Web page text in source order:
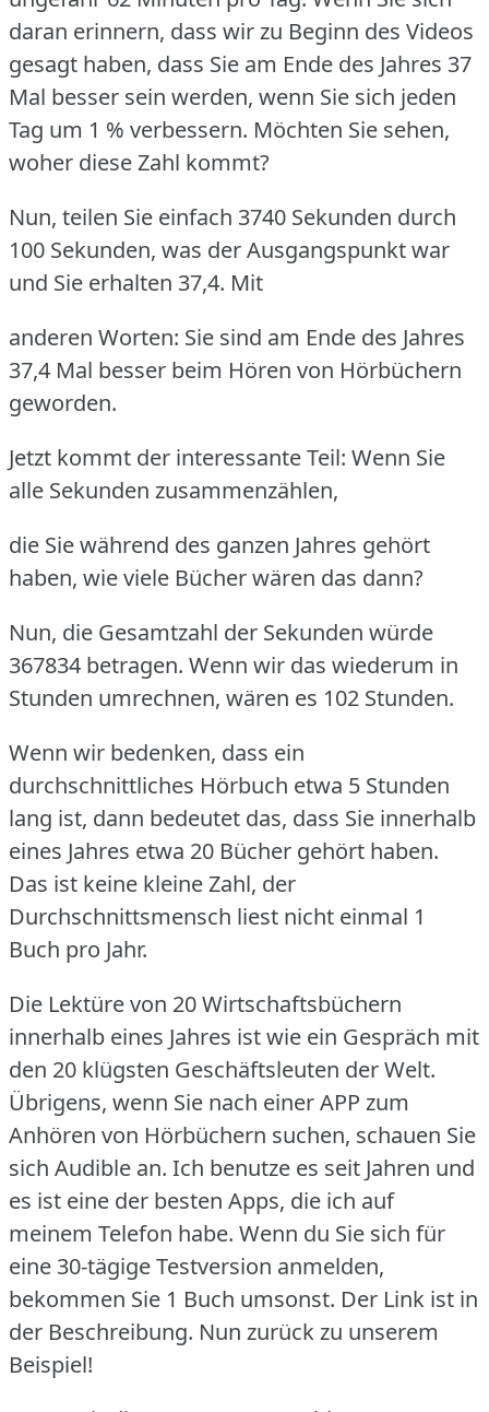
daran erinnern, dass wir zu Beginn des Videos
gesagt haben, dass Sie am Ende des Jahres 37
Mal besser sein werden, wenn Sie sich jeden
Tag um 1 % verbessern. Möchten Sie sehen,
woher diese Zahl kommt?
Nun, teilen Sie einfach 3740 Sekunden durch
100 Sekunden, was der Ausgangspunkt war
und Sie erhalten 37,4. Mit
anderen Worten: Sie sind am Ende des Jahres
37,4 Mal besser beim Hören von Hörbüchern
geworden.
Jetzt kommt der interessante Teil: Wenn Sie
alle Sekunden zusammenzählen,
die Sie während des ganzen Jahres gehört
haben, wie viele Bücher wären das dann?
Nun, die Gesamtzahl der Sekunden würde
367834 betragen. Wenn wir das wiederum in
Stunden umrechnen, wären es 102 Stunden.
Wenn wir bedenken, dass ein
durchschnittliches Hörbuch etwa 5 Stunden
lang ist, dann bedeutet das, dass Sie innerhalb
eines Jahres etwa 20 Bücher gehört haben.
Das ist keine kleine Zahl, der
Durchschnittsmensch liest nicht einmal 1
Buch pro Jahr.
Die Lektüre von 20 Wirtschaftsbüchern
innerhalb eines Jahres ist wie ein Gespräch mit
den 20 klügsten Geschäftsleuten der Welt.
Übrigens, wenn Sie nach einer APP zum
Anhören von Hörbüchern suchen, schauen Sie
sich Audible an. Ich benutze es seit Jahren und
es ist eine der besten Apps, die ich auf
meinem Telefon habe. Wenn du Sie sich für
eine 30-tägige Testversion anmelden,
bekommen Sie 1 Buch umsonst. Der Link ist in
der Beschreibung. Nun zurück zu unserem
Beispiel!